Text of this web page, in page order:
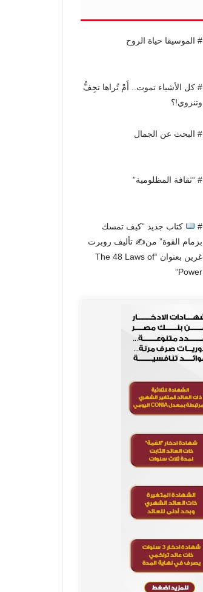
# الموسيقا حياة الروح
# كل الأشياء تموت.. أَمْ تُراها تجِفُّ
وتنزوي!؟
# البحث عن الجمال
# “ثقافة المظلومية”
#
كتاب جديد “كيف تمسك
بزمام القوة” من✍ تأليف روبرت
غرين بعنوان “The 48 Laws of
Power”